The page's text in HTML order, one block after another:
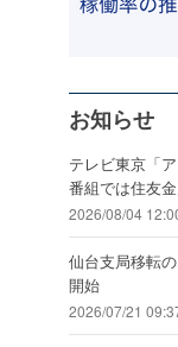
お知らせ
テレビ東京「
番組では住友
2026/08/04
仙台支局移転
開始
2026/07/21